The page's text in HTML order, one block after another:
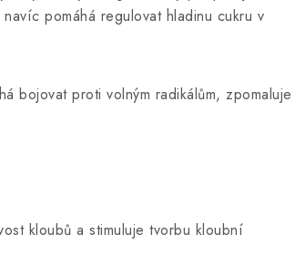
pomáhá regulovat hladinu cukru v
bojovat proti volným radikálům, zpomaluje
kloubů a stimuluje tvorbu kloubní